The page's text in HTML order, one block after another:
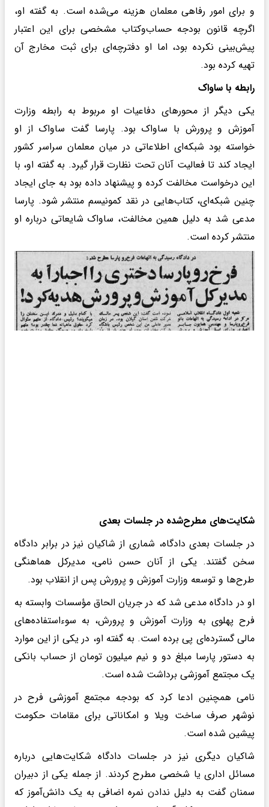
و برای امور رفاهی معلمان هزینه می‌شده است. به گفته او،
اگرچه قانون بودجه حساب‌وکتاب مشخصی برای این اعتبار
پیش‌بینی نکرده بود، اما او دفترچه‌ای برای ثبت مخارج آن
تهیه کرده بود.
رابطه با ساواک
یکی دیگر از محورهای دفاعیات او مربوط به رابطه وزارت
آموزش و پرورش با ساواک بود. پارسا گفت ساواک از او
خواسته بود شبکه‌ای اطلاعاتی در میان معلمان سراسر کشور
ایجاد کند تا فعالیت آنان تحت نظارت قرار گیرد. به گفته او، با
این درخواست مخالفت کرده و پیشنهاد داده بود به جای ایجاد
چنین شبکه‌ای، کتاب‌هایی در نقد کمونیسم منتشر شود. پارسا
مدعی شد به دلیل همین مخالفت، ساواک شایعاتی درباره او
منتشر کرده است.
شکایت‌های مطرح‌شده در جلسات بعدی
در جلسات بعدی دادگاه، شماری از شاکیان نیز در برابر دادگاه
سخن گفتند. یکی از آنان حسن نامی، مدیرکل هماهنگی
طرح‌ها و توسعه وزارت آموزش و پرورش پس از انقلاب بود.
او در دادگاه مدعی شد که در جریان الحاق مؤسسات وابسته به
فرح پهلوی به وزارت آموزش و پرورش، به سوءاستفاده‌های
مالی گسترده‌ای پی برده است. به گفته او، در یکی از این موارد
به دستور پارسا مبلغ دو و نیم میلیون تومان از حساب بانکی
یک مجتمع آموزشی برداشت شده است.
نامی همچنین ادعا کرد که بودجه مجتمع آموزشی فرح در
نوشهر صرف ساخت ویلا و امکاناتی برای مقامات حکومت
پیشین شده است.
شاکیان دیگری نیز در جلسات دادگاه شکایت‌هایی درباره
مسائل اداری یا شخصی مطرح کردند. از جمله یکی از دبیران
سمنان گفت به دلیل ندادن نمره اضافی به یک دانش‌آموز که